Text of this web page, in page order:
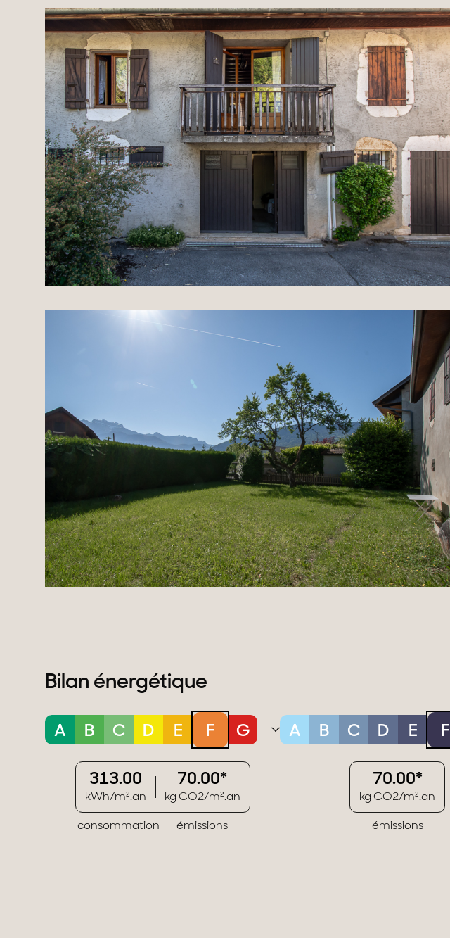
Bilan énergétique
A B C D E F G
consommation
313.00
kWh/m².an
émissions
70.00*
kg CO2/m².an
A B C D E F
émissions
70.00*
kg CO2/m².an